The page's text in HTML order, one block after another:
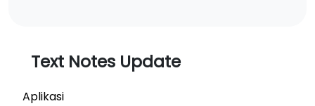
Text Notes Update
Aplikasi